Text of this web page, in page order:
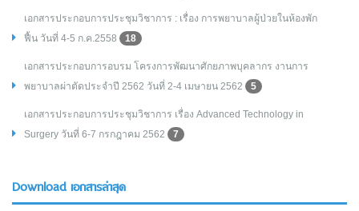
เอกสารประกอบการประชุมวิชาการ : เรื่อง การพยาบาลผู้ป่วยในห้องพัก
ฟื้น วันที่ 4-5 ก.ค.2558
18
เอกสารประกอบการอบรม โครงการพัฒนาศักยภาพบุคลากร งานการ
พยาบาลผ่าตัดประจำปี 2562 วันที่ 2-4 เมษายน 2562
5
เอกสารประกอบการประชุมวิชาการ เรื่อง Advanced Technology in
Surgery วันที่ 6-7 กรกฎาคม 2562
7
Download เอกสารล่าสุด